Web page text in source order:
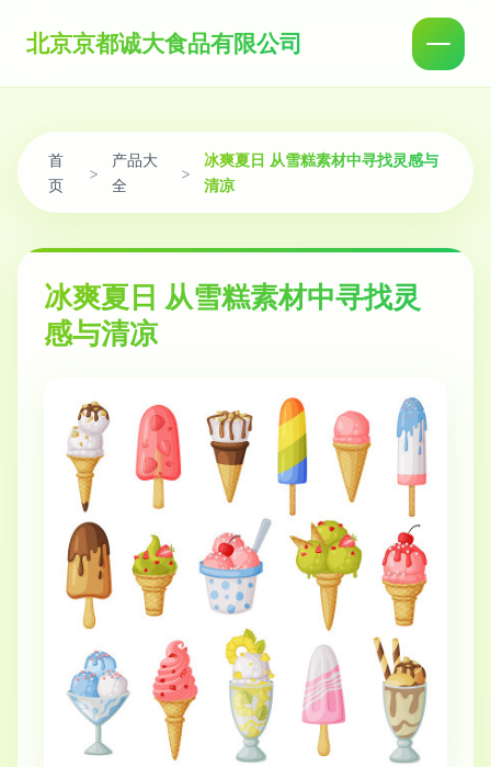
北京京都诚大食品有限公司
首
页
>
产品大
全
>
冰爽夏日 从雪糕素材中寻找灵感与
清凉
冰爽夏日 从雪糕素材中寻找灵
感与清凉